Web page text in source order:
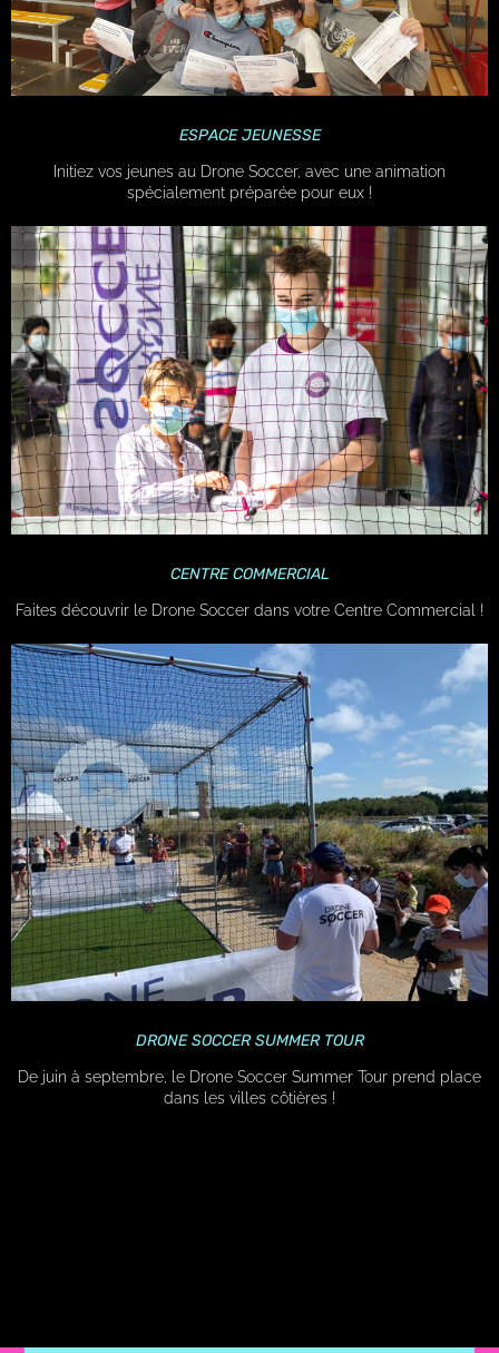
ESPACE JEUNESSE
Initiez vos jeunes au Drone Soccer, avec une animation
spécialement préparée pour eux !
CENTRE COMMERCIAL
Faites découvrir le Drone Soccer dans votre Centre Commercial !
DRONE SOCCER SUMMER TOUR
De juin à septembre, le Drone Soccer Summer Tour prend place
dans les villes côtières !